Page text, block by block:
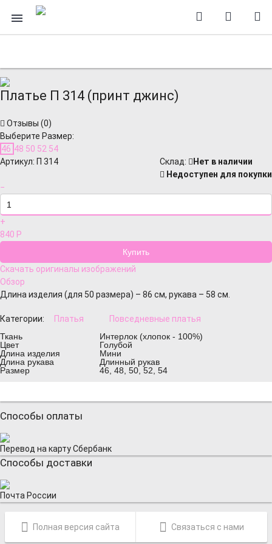
Платье П 314 (принт джинс)
Отзывы (0)
Выберите Размер:
46 48 50 52 54
Артикул: П 314 Cклад:
Нет в наличии
Недоступен для покупки
−
+
840 Р
Скачать оригиналы изображений
Обзор
Длина изделия (для 50 размера) – 86 см, рукава – 58 см.
Категории: Платья
Повседневные платья
Ткань
Интерлок (хлопок - 100%)
Цвет
Голубой
Длина изделия
Мини
Длина рукава
Длинный рукав
Размер
46, 48, 50, 52, 54
Способы оплаты
Перевод на карту Сбербанк
Способы доставки
Почта России
Полная версия сайта Связаться с нами